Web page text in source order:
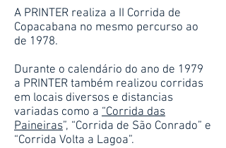
A PRINTER realiza a II Corrida de
Copacabana no mesmo percurso ao
de 1978.
Durante o calendário do ano de 1979
a PRINTER também realizou corridas
em locais diversos e distancias
variadas como a “Corrida das
Paineiras”, “Corrida de São Conrado” e
“Corrida Volta a Lagoa”.